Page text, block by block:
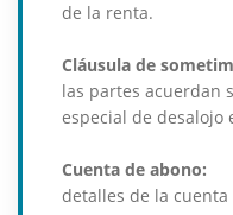
de la renta.
Cláusula de
las partes acuerdan
especial de desalojo
Cuenta de abono:
detalles de la